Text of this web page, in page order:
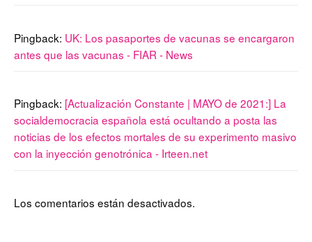
Pingback: UK: Los pasaportes de vacunas se encargaron
antes que las vacunas - FIAR - News
Pingback: [Actualización Constante | MAYO de 2021:] La
socialdemocracia española está ocultando a posta las
noticias de los efectos mortales de su experimento masivo
con la inyección genotrónica - Irteen.net
Los comentarios están desactivados.